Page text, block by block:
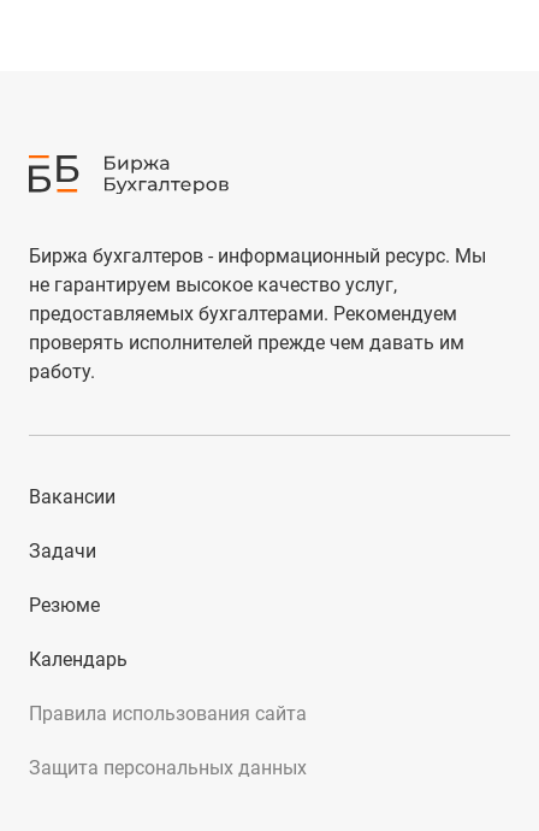
Биржа бухгалтеров - информационный ресурс. Мы
не гарантируем высокое качество услуг,
предоставляемых бухгалтерами. Рекомендуем
проверять исполнителей прежде чем давать им
работу.
Правила использования сайта
Защита персональных данных
Вакансии
Задачи
Резюме
Календарь